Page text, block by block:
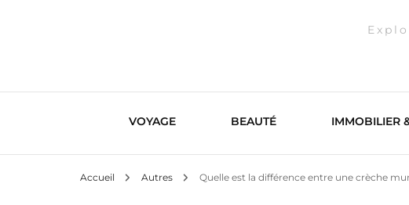
VOYAGE BEAUTÉ IMMOBILIER
Accueil Autres Quelle est la différence entre une crèche